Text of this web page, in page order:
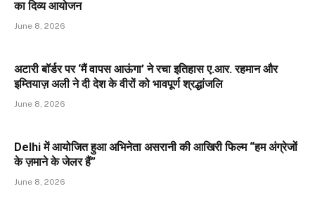
का दिव्य आयोजन
June 8, 2026
अटारी बॉर्डर पर ‘मैं वापस आऊंगा’ ने रचा इतिहास ए.आर. रहमान और
इम्तियाज़ अली ने दी देश के वीरों को भावपूर्ण श्रद्धांजलि
June 8, 2026
Delhi में आयोजित हुआ अभिनेता असरानी की आखिरी फिल्म “हम अंग्रेजों
के ज़माने के जेलर हैं”
June 8, 2026